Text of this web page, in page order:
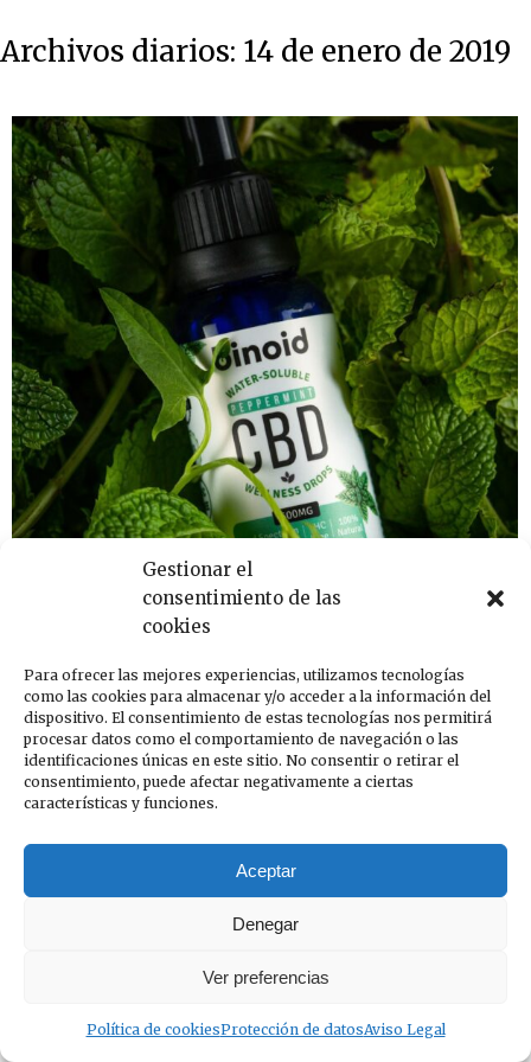
Gestionar el
consentimiento de las
cookies
Para ofrecer las mejores experiencias, utilizamos tecnologías
como las cookies para almacenar y/o acceder a la información del
dispositivo. El consentimiento de estas tecnologías nos permitirá
procesar datos como el comportamiento de navegación o las
identificaciones únicas en este sitio. No consentir o retirar el
consentimiento, puede afectar negativamente a ciertas
características y funciones.
Aceptar
Denegar
Ver preferencias
Política de cookiesProtección de datosAviso Legal
Archivos diarios: 14 de enero de 2019
How to make nulla glavrida amet
Company PorInfoCOAC 14 de enero de 2019
Nam sollicitudin vulputate turpis, ac venenatis dui
vehicula ut. Aliquam erat volutpat. Sed dapibus
tincidunt lorem, ac pharetra risus luctus eu. Sed
gravida magna posuere nibh rutrum.